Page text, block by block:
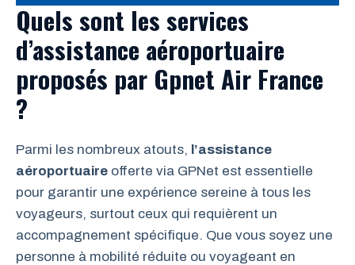
Quels sont les services
d’assistance aéroportuaire
proposés par Gpnet Air France
?
Parmi les nombreux atouts, l’assistance
aéroportuaire offerte via GPNet est essentielle
pour garantir une expérience sereine à tous les
voyageurs, surtout ceux qui requièrent un
accompagnement spécifique. Que vous soyez une
personne à mobilité réduite ou voyageant en